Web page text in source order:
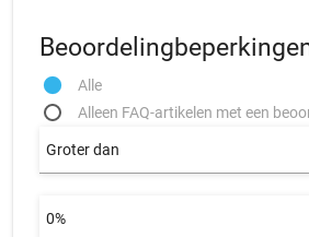
Alle
Alleen FAQ-artikelen met een